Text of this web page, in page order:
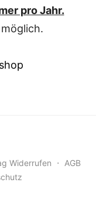
pro Jahr.
Widerrufen ⋅
AGB